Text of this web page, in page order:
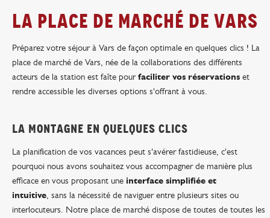
La place de marché de vars
Préparez votre séjour à Vars de façon optimale en quelques clics ! La
place de marché de Vars, née de la collaborations des différents
acteurs de la station est faîte pourfaciliter vos réservations et
rendre accessible les diverses options s'offrant à vous.
LA MONTAGNE EN QUELQUES CLICS
La planification de vos vacances peut s'avérer fastidieuse, c'est
pourquoi nous avons souhaitez vous accompagner de manière plus
efficace en vous proposant une interface simplifiée et
intuitive, sans la nécessité de naviguer entre plusieurs sites ou
interlocuteurs. Notre place de marché dispose de toutes de toutes les